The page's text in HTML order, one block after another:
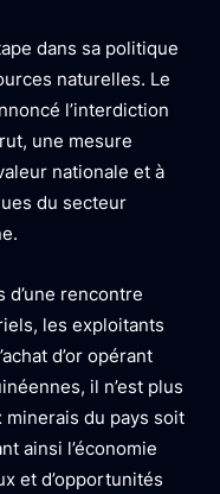
dans sa politique
naturelles. Le
l’interdiction
une mesure
nationale et à
du secteur
rencontre
les exploitants
d’or opérant
il n’est plus
minerais du pays soit
ainsi l’économie
et d’opportunités